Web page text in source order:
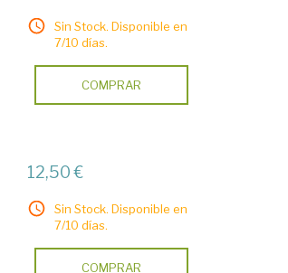
Sin Stock. Disponible en
7/10 días.
COMPRAR
12,50 €
Sin Stock. Disponible en
7/10 días.
COMPRAR